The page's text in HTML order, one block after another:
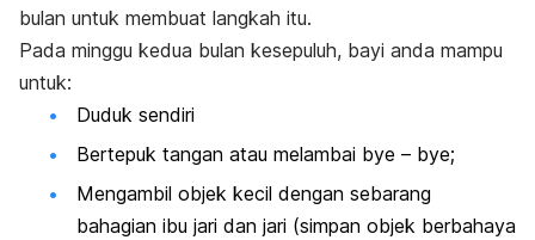
bulan untuk membuat langkah itu.
Pada minggu kedua bulan kesepuluh, bayi anda mampu
untuk:
Duduk sendiri
Bertepuk tangan atau melambai bye – bye;
Mengambil objek kecil dengan sebarang
bahagian ibu jari dan jari (simpan objek berbahaya